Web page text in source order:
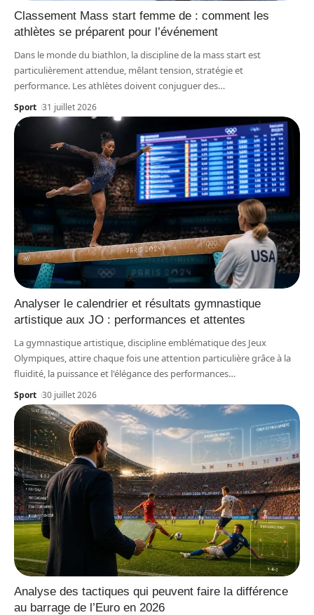
Classement Mass start femme de : comment les
athlètes se préparent pour l’événement
Dans le monde du biathlon, la discipline de la mass start est
particulièrement attendue, mêlant tension, stratégie et
performance. Les athlètes doivent conjuguer des…
Sport 31 juillet 2026
Analyser le calendrier et résultats gymnastique
artistique aux JO : performances et attentes
La gymnastique artistique, discipline emblématique des Jeux
Olympiques, attire chaque fois une attention particulière grâce à la
fluidité, la puissance et l'élégance des performances…
Sport 30 juillet 2026
Analyse des tactiques qui peuvent faire la différence
au barrage de l’Euro en 2026